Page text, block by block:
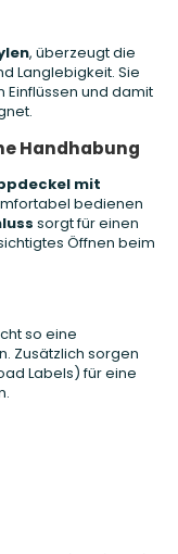
, überzeugt die
Langlebigkeit. Sie
und damit
Handhabung
mit
bedienen
sorgt für einen
Öffnen beim
so eine
Zusätzlich sorgen
Labels) für eine